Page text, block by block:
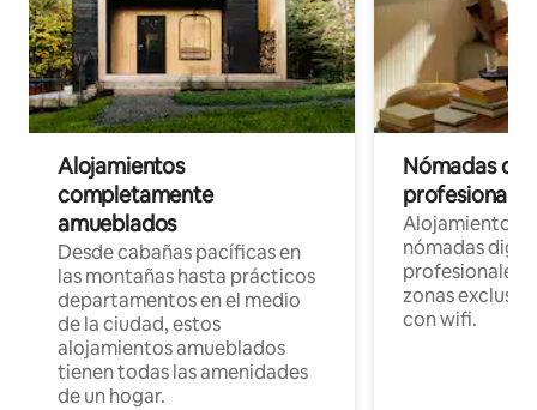
Alojamientos
completamente
amueblados
Desde cabañas pacíficas en
las montañas hasta prácticos
departamentos en el medio
de la ciudad, estos
alojamientos amueblados
tienen todas las amenidades
de un hogar.
Nómadas
Alojamientos
nómadas
profesionales
zonas
con wifi.